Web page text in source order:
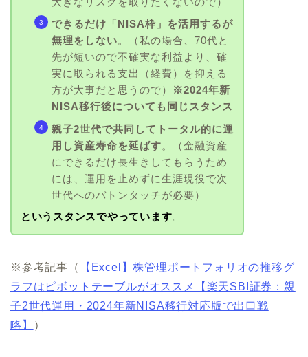
できるだけ「NISA枠」を活用するが
無理をしない。（私の場合、70代と
先が短いので不確実な利益より、確
実に取られる支出（経費）を抑える
方が大事だと思うので）
※2024年新
NISA移行後についても同じスタンス
親子2世代で共同してトータル的に運
用し資産寿命を延ばす。（金融資産
にできるだけ長生きしてもらうため
には、運用を止めずに生涯現役で次
世代へのバトンタッチが必要）
というスタンスでやっています。
※参考記事（
【Excel】株管理ポートフォリオの推移グ
ラフはピボットテーブルがオススメ【楽天SBI証券：親
子2世代運用・2024年新NISA移行対応版で出口戦
略】
）